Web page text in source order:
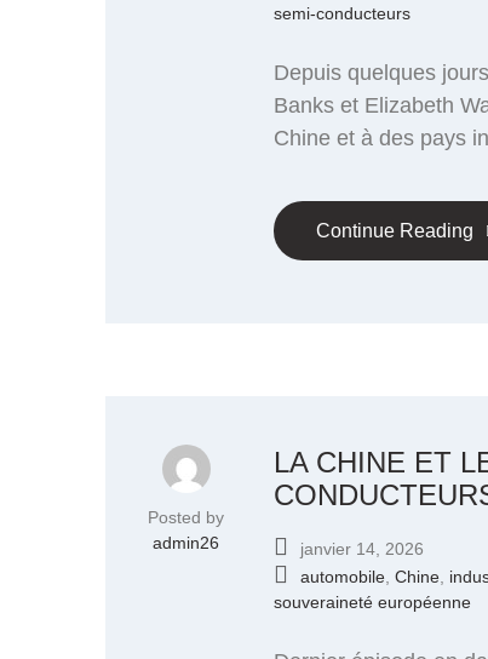
semi-conducteurs
Depuis quelques
Banks et Elizabeth
Chine et à des pays
Continue Reading
Posted by
admin26
LA CHINE ET
janvier 14, 2026
automobile Chine
souveraineté européenne